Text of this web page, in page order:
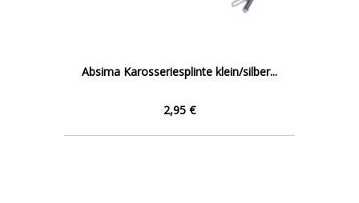
Absima Karosseriesplinte klein/silber...
2,95 €